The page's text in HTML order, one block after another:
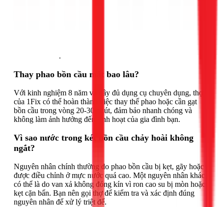
.
Thay phao bồn cầu mất bao lâu?
Với kinh nghiệm 8 năm và đầy đủ dụng cụ chuyên dụng, thợ
của 1Fix có thể hoàn thành việc thay thế phao hoặc cần gạt
bồn cầu trong vòng 20-30 phút, đảm bảo nhanh chóng và
không làm ảnh hưởng đến sinh hoạt của gia đình bạn.
Vì sao nước trong két bồn cầu chảy hoài không
ngắt?
Nguyên nhân chính thường do phao bồn cầu bị kẹt, gãy hoặc
được điều chỉnh ở mực nước quá cao. Một nguyên nhân khác
có thể là do van xả không đóng kín vì ron cao su bị mòn hoặc
kẹt cặn bẩn. Bạn nên gọi thợ để kiểm tra và xác định đúng
nguyên nhân để xử lý triệt để.